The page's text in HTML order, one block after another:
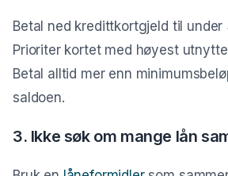
Betal ned kredittkortgjeld til
Prioriter kortet med høyest
Betal alltid mer enn
saldoen.
3. Ikke søk om mange lån